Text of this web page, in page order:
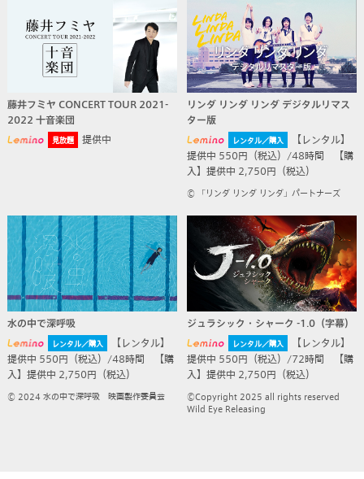
藤井フミヤ CONCERT TOUR 2021-
2022 十音楽団
見放題 提供中
リンダ リンダ リンダ デジタルリマス
ター版
レンタル／購入
【レンタル】
提供中 550円（税込）/48時間 【購
入】提供中 2,750円（税込）
© 「リンダ リンダ リンダ」パートナーズ
水の中で深呼吸
レンタル／購入
【レンタル】
提供中 550円（税込）/48時間 【購
入】提供中 2,750円（税込）
© 2024 水の中で深呼吸 映画製作委員会
ジュラシック・シャーク -1.0（字幕）
レンタル／購入
【レンタル】
提供中 550円（税込）/72時間 【購
入】提供中 2,750円（税込）
©Copyright 2025 all rights reserved
Wild Eye Releasing